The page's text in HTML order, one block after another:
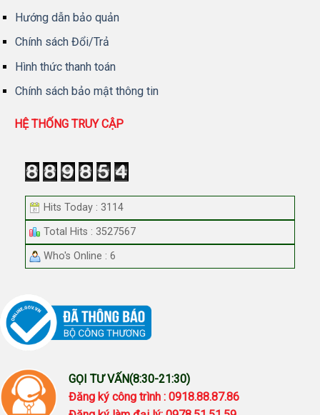
Hướng dẫn bảo quản
Chính sách Đổi/Trả
Hình thức thanh toán
Chính sách bảo mật thông tin
HỆ THỐNG TRUY CẬP
Hits Today : 3114
Total Hits : 3527567
Who's Online : 6
GỌI TƯ VẤN(8:30-21:30)
Đăng ký công trình : 0918.88.87.86